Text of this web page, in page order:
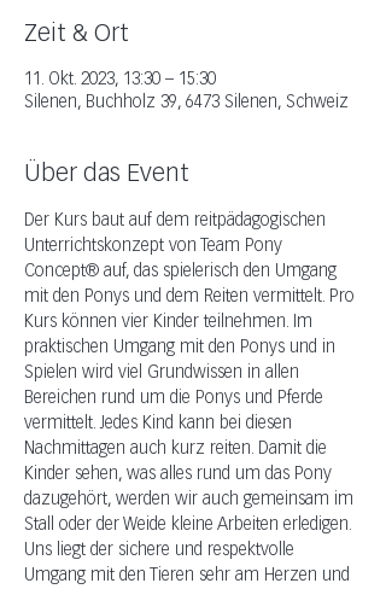
Zeit & Ort
11. Okt. 2023, 13:30 – 15:30
Silenen, Buchholz 39, 6473 Silenen, Schweiz
Über das Event
Der Kurs baut auf dem reitpädagogischen
Unterrichtskonzept von Team Pony
Concept® auf, das spielerisch den Umgang
mit den Ponys und dem Reiten vermittelt. Pro
Kurs können vier Kinder teilnehmen. Im
praktischen Umgang mit den Ponys und in
Spielen wird viel Grundwissen in allen
Bereichen rund um die Ponys und Pferde
vermittelt. Jedes Kind kann bei diesen
Nachmittagen auch kurz reiten. Damit die
Kinder sehen, was alles rund um das Pony
dazugehört, werden wir auch gemeinsam im
Stall oder der Weide kleine Arbeiten erledigen.
Uns liegt der sichere und respektvolle
Umgang mit den Tieren sehr am Herzen und